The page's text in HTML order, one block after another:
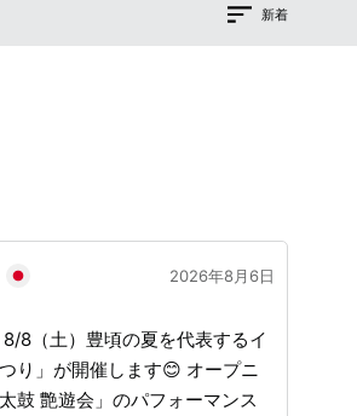
新着
2026年8月6日
が開催します😊 オープニ
鼓 艶遊会」のパフォーマンス